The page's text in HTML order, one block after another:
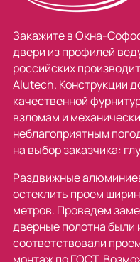
Закажите в Окна-
двери из профилей
российских
Alutech. Конструкции
качественной
взломам и
неблагоприятным
на выбор заказчика:
Раздвижные
остеклить проем
метров. Проведем
дверные полотна были
соответствовали